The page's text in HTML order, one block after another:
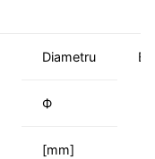
Diametru
Ф
[mm]